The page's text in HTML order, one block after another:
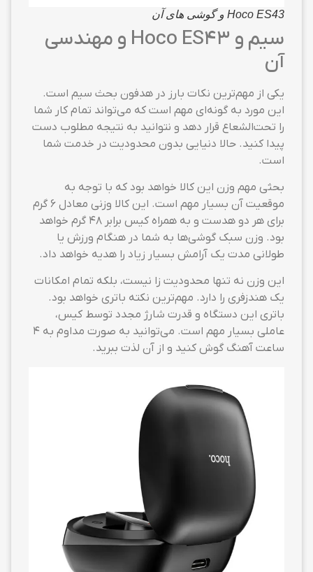
Hoco ES43 و گوشی های آن
سیم و Hoco ES43 و مهندسی
آن
یکی از مهم‌ترین نکات بارز در هدفون بحث سیم است.
این مورد به گونه‌ای مهم است که می‌تواند تمام کار شما
را تحت‌الشعاع قرار دهد و نتوانید به نتیجه مطلوب دست
پیدا کنید. حالا دنیایی بدون محدودیت در خدمت شما
است.
بحثی مهم وزن این کالا خواهد بود که با توجه به
موقعیت آن بسیار مهم است. این کالا وزنی معادل 6 گرم
برای هر دو هدست و به همراه کیس برابر 48 گرم خواهد
بود. وزن سبک گوشی‌ها به شما در هنگام ورزش یا
طولانی مدت یک آرامش بسیار زیاد را هدیه خواهد داد.
این وزن نه تنها محدودیت زا نیست، بلکه تمام امکانات
یک هندزفری را دارد. مهم‌ترین نکته باتری خواهد بود.
باتری این دستگاه و قدرت شارژ مجدد توسط کیس،
عاملی بسیار مهم است. می‌توانید به صورت مداوم به 4
ساعت آهنگ گوش کنید و از آن لذت ببرید.